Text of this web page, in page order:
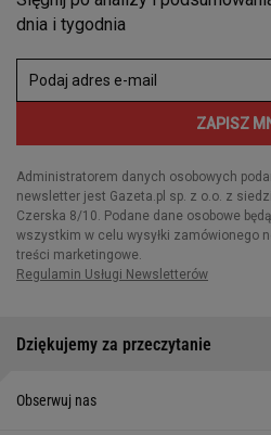
Dziękujemy za przeczytanie
Obserwuj nas